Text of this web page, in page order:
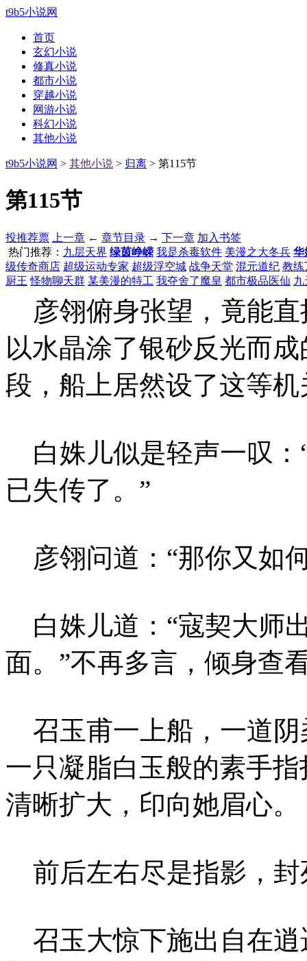
t9b5小说网
首页
玄幻小说
修真小说
都市小说
穿越小说
网游小说
科幻小说
其他小说
t9b5小说网 > 其他小说 > 归离 > 第115节
第115节
投推荐票 上一章 ← 章节目录 → 下一章 加入书签
热门推荐： 九层天界 绿茵峥嵘 我是杀毒软件 美漫之大冬兵 华
级传奇商店 超级运动专家 超级浮空城 战争天堂 混元道纪 教练
厨王 怪物聊天群 某美漫的特工 我夺舍了魔皇 都市极品医仙 九
彦翎俯身张望，竟能直
以水晶涂了银砂反光而
段，船上居然设了这等机
白姝儿似是轻声一叹：
已失传了。”
彦翎问道：“那你又如
白姝儿道：“寇契大师
面。”不再多言，倾身查
召玉甫一上船，一道阴
一只凝脂白玉般的素手
清晰扩大，印向她眉心。
前后左右尽是指影，封
召玉大惊下施出自在逍